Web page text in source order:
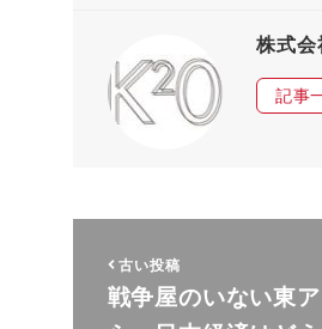
株式
記事
古い投稿
戦争屋のいない東